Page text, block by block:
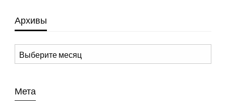
Архивы
Архивы
Мета